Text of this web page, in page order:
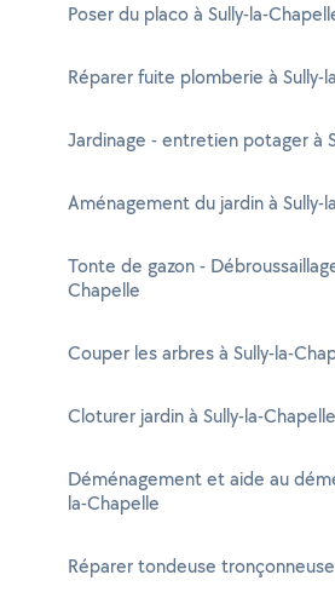
Poser du placo à Sully-la-
Réparer fuite plomberie à Sully-
Jardinage - entretien potager à
Aménagement du jardin à Sully-
Tonte de gazon -
Chapelle
Couper les arbres à Sully-la-
Cloturer jardin à Sully-la-Chapelle
Déménagement et aide au
la-Chapelle
Réparer tondeuse